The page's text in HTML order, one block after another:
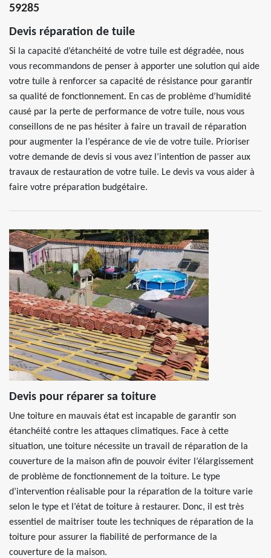
59285
Devis réparation de tuile
Si la capacité d’étanchéité de votre tuile est dégradée, nous
vous recommandons de penser à apporter une solution qui aide
votre tuile à renforcer sa capacité de résistance pour garantir
sa qualité de fonctionnement. En cas de problème d’humidité
causé par la perte de performance de votre tuile, nous vous
conseillons de ne pas hésiter à faire un travail de réparation
pour augmenter la l’espérance de vie de votre tuile. Prioriser
votre demande de devis si vous avez l’intention de passer aux
travaux de restauration de votre tuile. Le devis va vous aider à
faire votre préparation budgétaire.
Devis pour réparer sa toiture
Une toiture en mauvais état est incapable de garantir son
étanchéité contre les attaques climatiques. Face à cette
situation, une toiture nécessite un travail de réparation de la
couverture de la maison afin de pouvoir éviter l’élargissement
de problème de fonctionnement de la toiture. Le type
d’intervention réalisable pour la réparation de la toiture varie
selon le type et l’état de toiture à restaurer. Donc, il est très
essentiel de maitriser toute les techniques de réparation de la
toiture pour assurer la fiabilité de performance de la
couverture de la maison.